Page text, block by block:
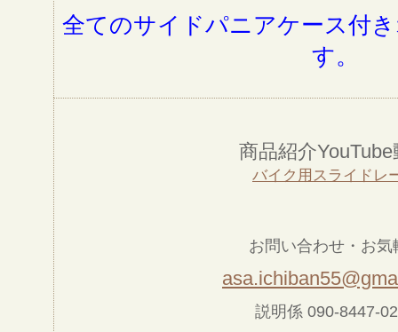
全てのサイドパニアケース付
す。
商品紹介YouTube
バイク用スライドレ
お問い合わせ・お気
説明係 090-8447-